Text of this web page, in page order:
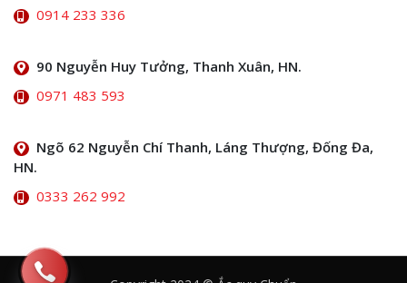
0914 233 336
90 Nguyễn Huy Tưởng, Thanh Xuân, HN.
0971 483 593
Ngõ 62 Nguyễn Chí Thanh, Láng Thượng, Đống Đa,
HN.
0333 262 992